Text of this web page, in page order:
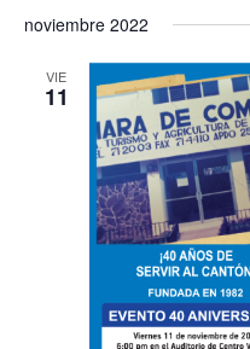
noviembre 2022
VIE
11